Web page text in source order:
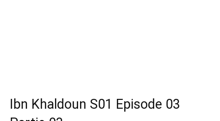
Ibn Khaldoun S01 Episode 03